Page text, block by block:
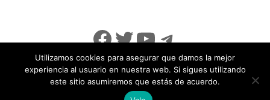
Facebook
Twitter
YouTube
Telegram
info@noticiasseguridad.com Política de Privacidad
Utilizamos cookies para asegurar que damos la mejor
experiencia al usuario en nuestra web. Si sigues utilizando
este sitio asumiremos que estás de acuerdo.